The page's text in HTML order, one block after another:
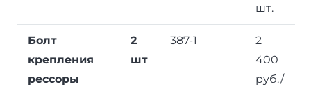
шт.
Болт
крепления
рессоры
2
шт
387-1
2
400
руб./